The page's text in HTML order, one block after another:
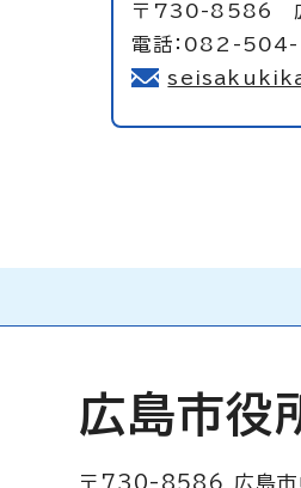
〒730-8586 広
電話：082-
広島市役
〒730-8586 広島